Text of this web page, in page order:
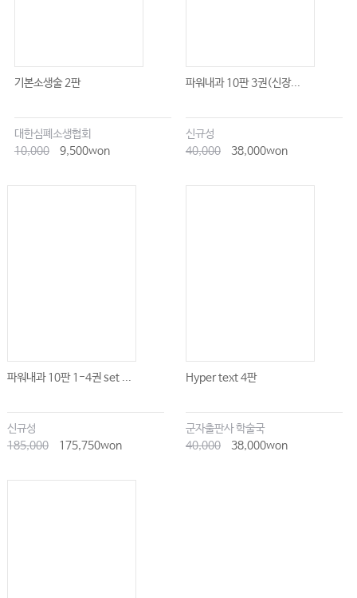
기본소생술 2판
대한심폐소생협회
10,000
9,500won
파워내과 10판 3권(신장...
신규성
40,000
38,000won
파워내과 10판 1-4권 set ...
신규성
185,000
175,750won
Hyper text 4판
군자출판사 학술국
40,000
38,000won